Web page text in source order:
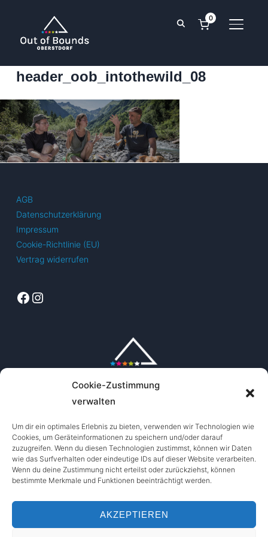
Cookie-Zustimmung
verwalten
Um dir ein optimales Erlebnis zu bieten, verwenden wir Technologien wie
Cookies, um Geräteinformationen zu speichern und/oder darauf
zuzugreifen. Wenn du diesen Technologien zustimmst, können wir Daten
wie das Surfverhalten oder eindeutige IDs auf dieser Website verarbeiten.
Wenn du deine Zustimmung nicht erteilst oder zurückziehst, können
bestimmte Merkmale und Funktionen beeinträchtigt werden.
AKZEPTIEREN
0
header_oob_intothewild_08
AGB
Datenschutzerklärung
Impressum
Cookie-Richtlinie (EU)
Vertrag widerrufen
Facebook
Instagram